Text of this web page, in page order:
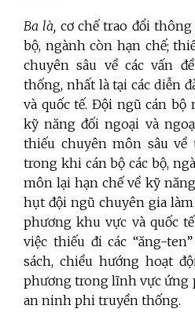
Ba là, cơ chế trao đổi
bộ, ngành còn hạn chế;
chuyên sâu về các vấn
thống, nhất là tại các diễn
và quốc tế. Đội ngũ cán
kỹ năng đối ngoại và
thiếu chuyên môn sâu
trong khi cán bộ các bộ,
môn lại hạn chế về kỹ
hụt đội ngũ chuyên gia làm
phương khu vực và quốc
việc thiếu đi các “ăng-
sách, chiều hướng hoạt
phương trong lĩnh vực ứng
an ninh phi truyền thống.